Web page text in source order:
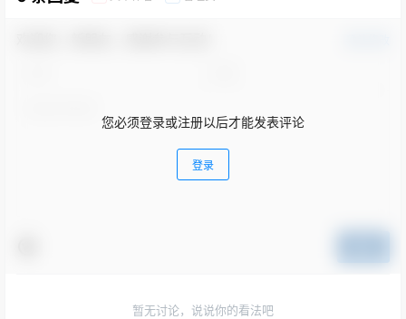
您必须登录或注册以后才能发表评论
登录
暂无讨论，说说你的看法吧